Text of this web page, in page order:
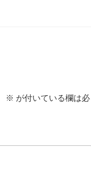
※ が付いている欄は必